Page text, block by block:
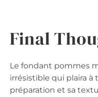
Final
Le fondant pommes
irrésistible qui plaira à
préparation et sa